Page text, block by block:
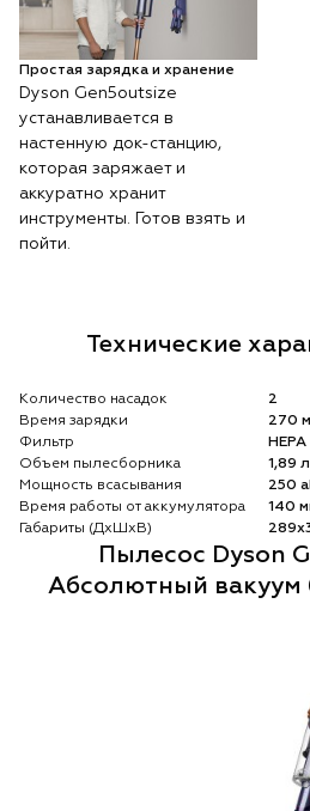
Простая зарядка и хранение
Dyson Gen5outsize
устанавливается в
настенную док-станцию,
которая заряжает и
аккуратно хранит
инструменты. Готов взять и
пойти.
Технические
Количество насадок
2
Время зарядки
270
Фильтр
HEPA
Объем пылесборника
1,89 л
Мощность всасывания
250
Время работы от аккумулятора
140
Габариты (ДхШхВ)
Пылесос Dyson
Абсолютный вакуум